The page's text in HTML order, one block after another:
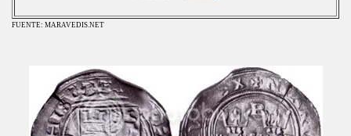
FUENTE: MARAVEDIS.NET